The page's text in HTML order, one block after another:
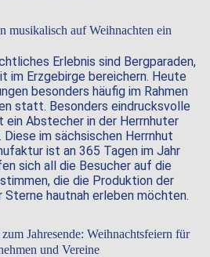
musikalisch auf Weihnachten ein
Erlebnis sind Bergparaden,
im Erzgebirge bereichern. Heute
besonders häufig im Rahmen
statt. Besonders eindrucksvolle
Abstecher in der Herrnhuter
im sächsischen Herrnhut
ist an 365 Tagen im Jahr
sich all die Besucher auf die
die die Produktion der
Sterne hautnah erleben möchten.
Jahresende: Weihnachtsfeiern für
und Vereine